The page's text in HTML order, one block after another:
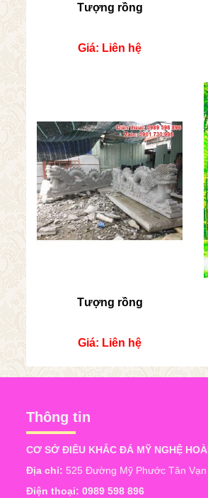
Tượng rồng
Giá: Liên hệ
Tượng rồng
Giá: Liên hệ
Thông tin
CƠ SỞ ĐIÊU KHẮC ĐÁ MỸ NGHỆ
Địa chỉ: 525 Đường Mỹ Phước Tân
Điện thoại: 0989 598 896